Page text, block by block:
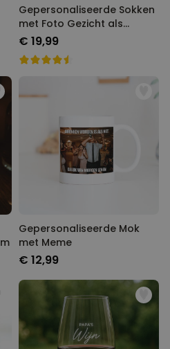
Gepersonaliseerde Sokken
met Foto Gezicht als
Superheld
€ 19,99
Gepersonaliseerde Mok
met Meme
€ 12,99